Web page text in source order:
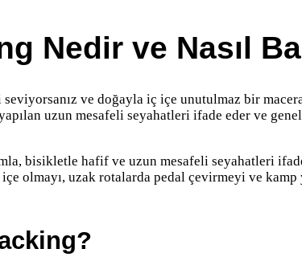
Nedir ve Nasıl
ve doğayla iç içe unutulmaz bir
uzun mesafeli seyahatleri ifade eder ve
bisikletle hafif ve uzun mesafeli seyahatleri
olmayı, uzak rotalarda pedal çevirmeyi ve